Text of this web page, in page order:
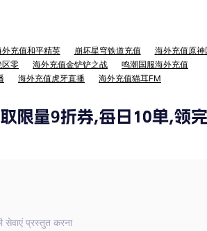
外充值和平精英 崩坏星穹铁道充值
海外充值原神
区零 海外充值金铲铲之战
鸣潮国服海外充值
海外充值虎牙直播 海外充值猫耳FM
प्रस्तुत करना